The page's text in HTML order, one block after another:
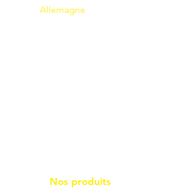
Allemagne
Nos produits